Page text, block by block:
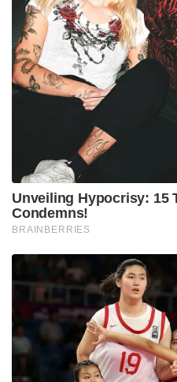
Unveiling Hypocrisy: 15
Condemns!
BRAINBERRIES